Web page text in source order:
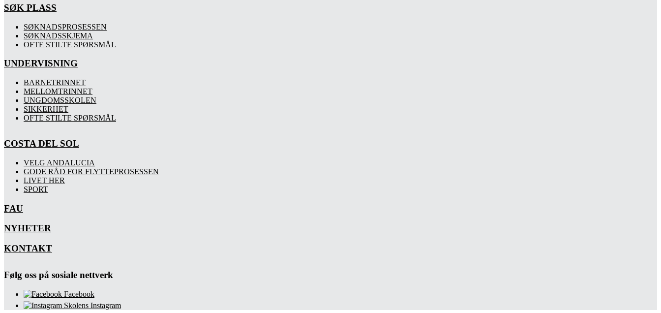
SØK PLASS
SØKNADSPROSESSEN
SØKNADSSKJEMA
OFTE STILTE SPØRSMÅL
UNDERVISNING
BARNETRINNET
MELLOMTRINNET
UNGDOMSSKOLEN
SIKKERHET
OFTE STILTE SPØRSMÅL
COSTA DEL SOL
VELG ANDALUCIA
GODE RÅD FOR FLYTTEPROSESSEN
LIVET HER
SPORT
FAU
NYHETER
KONTAKT
Følg oss på sosiale nettverk
Facebook
Skolens Instagram